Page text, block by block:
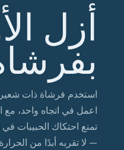
أزل
استخدم فرشاة ذات
اعمل في اتجاه واحد، مع
تمنع احتكاك الحبيبات في
— لا تقربه أبدًا من